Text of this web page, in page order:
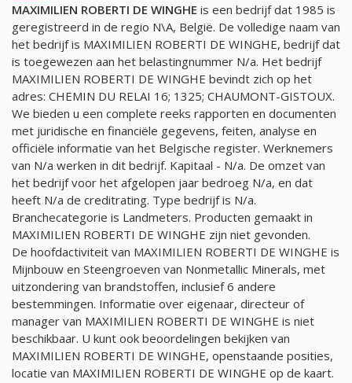
MAXIMILIEN ROBERTI DE WINGHE is een bedrijf dat 1985 is
geregistreerd in de regio N\A, België. De volledige naam van
het bedrijf is MAXIMILIEN ROBERTI DE WINGHE, bedrijf dat
is toegewezen aan het belastingnummer N/a. Het bedrijf
MAXIMILIEN ROBERTI DE WINGHE bevindt zich op het
adres: CHEMIN DU RELAI 16; 1325; CHAUMONT-GISTOUX.
We bieden u een complete reeks rapporten en documenten
met juridische en financiële gegevens, feiten, analyse en
officiële informatie van het Belgische register. Werknemers
van N/a werken in dit bedrijf. Kapitaal - N/a. De omzet van
het bedrijf voor het afgelopen jaar bedroeg N/a, en dat
heeft N/a de creditrating. Type bedrijf is N/a.
Branchecategorie is Landmeters. Producten gemaakt in
MAXIMILIEN ROBERTI DE WINGHE zijn niet gevonden.
De hoofdactiviteit van MAXIMILIEN ROBERTI DE WINGHE is
Mijnbouw en Steengroeven van Nonmetallic Minerals, met
uitzondering van brandstoffen, inclusief 6 andere
bestemmingen. Informatie over eigenaar, directeur of
manager van MAXIMILIEN ROBERTI DE WINGHE is niet
beschikbaar. U kunt ook beoordelingen bekijken van
MAXIMILIEN ROBERTI DE WINGHE, openstaande posities,
locatie van MAXIMILIEN ROBERTI DE WINGHE op de kaart.